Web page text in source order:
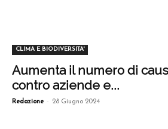
CLIMA E BIODIVERSITA'
Aumenta il numero di
contro aziende e...
Redazione - 28 Giugno 2024